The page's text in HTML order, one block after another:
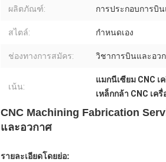
ผลิตภัณฑ์: การประกอบการบิ
สไตล์: กำหนดเอง
ช่องทางการสมัคร: วิชาการบินและอว
เน้น:
แมกนีเซียม CNC
เหล็กกล้า CNC เ
CNC Machining Fabrication
และอวกาศ
รายละเอียดโดยย่อ: